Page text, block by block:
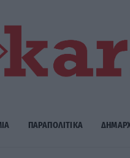
ΠΑΡΑΠΟΛΙΤΙΚΑ